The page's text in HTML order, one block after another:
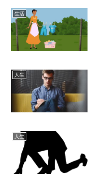
生活
人生
人生